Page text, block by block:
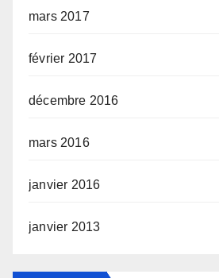
mars 2017
février 2017
décembre 2016
mars 2016
janvier 2016
janvier 2013